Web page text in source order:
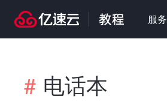
服
# 电话本